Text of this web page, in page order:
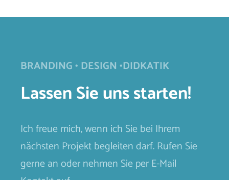
BRANDING • DESIGN •DIDKATIK
Lassen Sie uns starten!
Ich freue mich, wenn ich Sie bei Ihrem
nächsten Projekt begleiten darf. Rufen Sie
gerne an oder nehmen Sie per E-Mail